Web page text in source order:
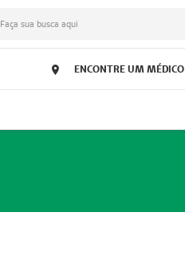
Faça sua busca aqui
ENCONTRE UM MÉDICO